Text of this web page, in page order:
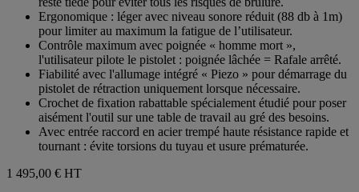
Ergonomique : léger avec niveau sonore réduit (88 db à 1m)
pour limiter au maximum la fatigue de l’utilisateur.
Contrôle maximum avec poignée « homme mort »,
l'utilisateur pilote le pistolet : poignée lâchée = Rafale arrêté.
Fiabilité avec l'allumage intégré « Piezo » pour démarrage du
pistolet de rétraction uniquement lorsque nécessaire.
Crochet de fixation rabattable spécialement étudié pour poser
aisément l'outil sur une table de travail au gré des besoins.
Avec entrée raccord en acier trempé haute résistance rapide et
tournant : évite torsions du tuyau et usure prématurée.
1 495,00 € HT